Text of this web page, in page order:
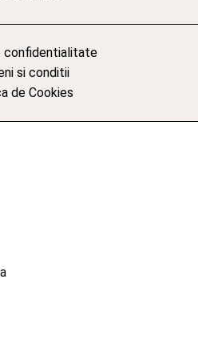
confidentialitate
si conditii
de Cookies